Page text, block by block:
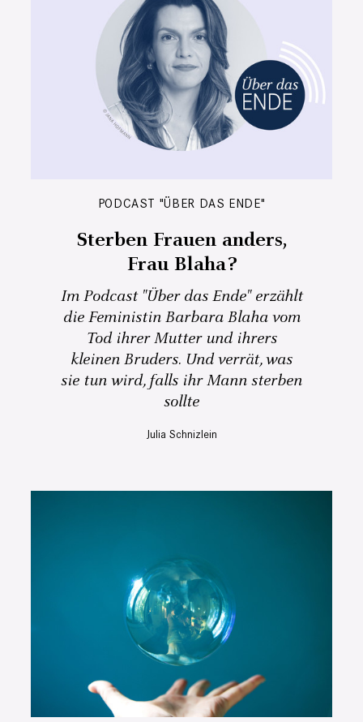
PODCAST "ÜBER DAS ENDE"
Sterben Frauen anders,
Frau Blaha?
Im Podcast "Über das Ende" erzählt
die Feministin Barbara Blaha vom
Tod ihrer Mutter und ihrers
kleinen Bruders. Und verrät, was
sie tun wird, falls ihr Mann sterben
sollte
Julia Schnizlein